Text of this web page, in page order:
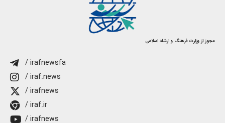
مجوز از وزارت فرهنگ و ارشاد اسلامی
/ irafnewsfa
/ iraf.news
/ irafnews
/ iraf.ir
/ irafnews